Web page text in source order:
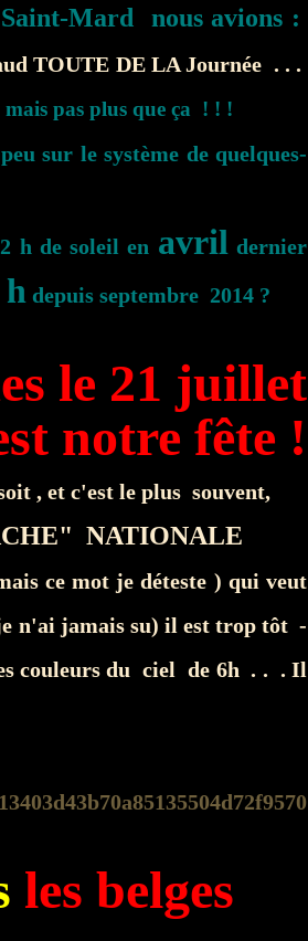
Mard nous avions :
DE LA Journée . . .
mais pas plus que ça ! ! !
sur le système de quelques-
h de soleil en avril dernier
h depuis septembre 2014 ?
le 21 juillet
notre fête !
, et c'est le plus souvent,
NATIONALE
ce mot je déteste ) qui veut
n'ai jamais su) il est trop tôt -
couleurs du ciel de 6h . . . Il
les belges